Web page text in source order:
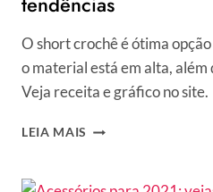
O short crochê é ótima
o material está em alta,
Veja receita e gráfico no site.
LEIA MAIS SHORT
COM